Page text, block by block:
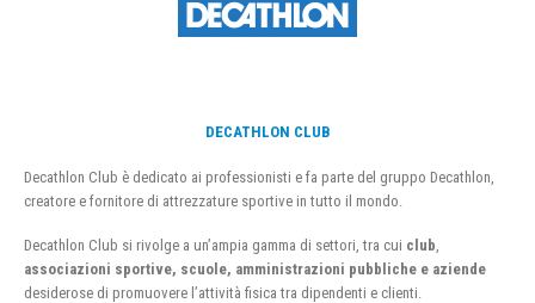
DECATHLON CLUB
Decathlon Club è dedicato ai professionisti e fa parte del gruppo Decathlon,
creatore e fornitore di attrezzature sportive in tutto il mondo.
Decathlon Club si rivolge a un’ampia gamma di settori, tra cui club
associazioni sportive, scuole, amministrazioni pubbliche e aziende
desiderose di promuovere l’attività fisica tra dipendenti e clienti.